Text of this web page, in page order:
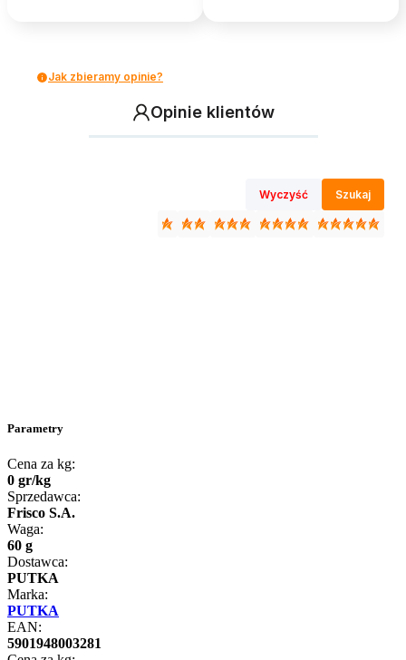
Jak zbieramy opinie?
Opinie klientów
Wyczyść Szukaj
Parametry
Cena za kg:
0 gr/kg
Sprzedawca:
Frisco S.A.
Waga:
60 g
Dostawca:
PUTKA
Marka:
PUTKA
EAN:
5901948003281